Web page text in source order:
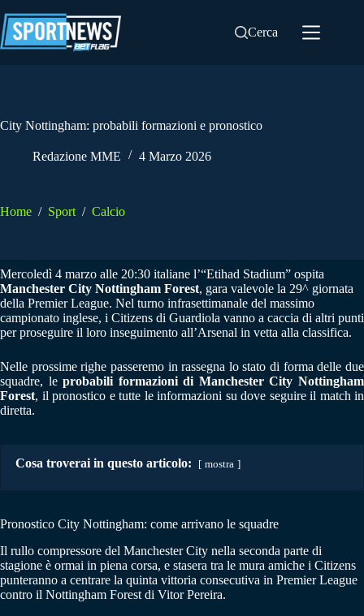
al
contenuto
Cerca
City Nottingham: probabili formazioni e pronostico
Redazione MME 4 Marzo 2026
Home / Sport / Calcio
Mercoledì 4 marzo alle 20:30 italiane l’“Etihad Stadium” ospita
Manchester City Nottingham Forest, gara valevole la 29^ giornata
della Premier League. Nel turno infrasettimanale del massimo
campionato inglese, i Citizens di Guardiola vanno a caccia di altri punti
per proseguire il loro inseguimento all’Arsenal in vetta alla classifica.
Nelle prossime righe passeremo in rassegna lo stato di forma delle due
squadre, leprobabili formazioni di Manchester City Nottingham
Forest, il pronostico e tutte le informazioni su dove seguire il match in
diretta.
Cosa troverai in questo articolo: mostra
Pronostico City Nottingham: come arrivano le squadre
Il rullo compressore del Manchester City nella seconda parte di
stagione è ormai in piena corsa, e stasera tra le mura amiche i Citizens
punteranno a centrare la quinta vittoria consecutiva in Premier League
contro il Nottingham Forest di Vitor Pereira.